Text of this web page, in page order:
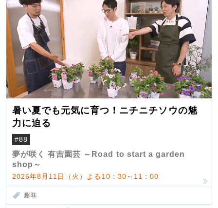
暑い夏でも元気に育つ！ニチニチソウの魅
力に迫る
#88
夢が咲く 有吉園芸 ～Road to start a garden
shop～
2026年8月11日（火）よる10：30～11：00
趣味